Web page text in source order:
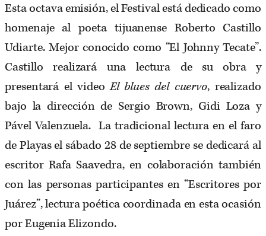
Esta octava emisión, el Festival está dedicado como
homenaje al poeta tijuanense Roberto Castillo
Udiarte. Mejor conocido como “El Johnny Tecate”.
Castillo realizará una lectura de su obra y
presentará el videoEl blues del cuervo, realizado
bajo la dirección de Sergio Brown, Gidi Loza y
Pável Valenzuela. La tradicional lectura en el faro
de Playas el sábado 28 de septiembre se dedicará al
escritor Rafa Saavedra, en colaboración también
con las personas participantes en “Escritores por
Juárez”, lectura poética coordinada en esta ocasión
por Eugenia Elizondo.